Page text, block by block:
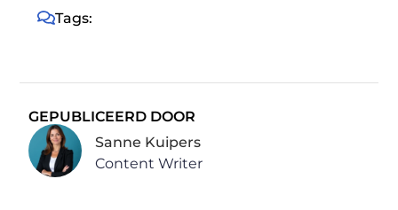
Tags:
GEPUBLICEERD DOOR
Sanne Kuipers
Content Writer